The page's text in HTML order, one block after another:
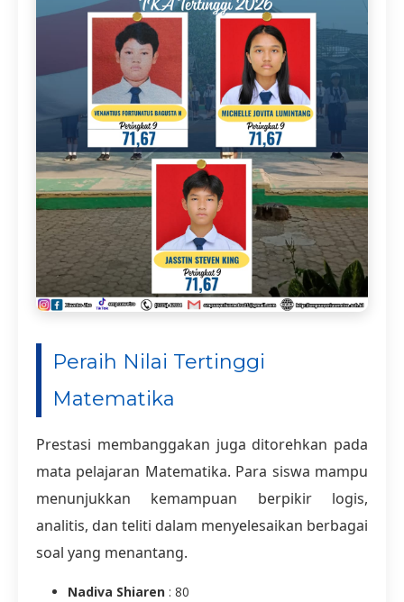
Peraih Nilai Tertinggi
Matematika
Prestasi membanggakan juga ditorehkan pada
mata pelajaran Matematika. Para siswa mampu
menunjukkan kemampuan berpikir logis,
analitis, dan teliti dalam menyelesaikan berbagai
soal yang menantang.
Nadiva Shiaren : 80